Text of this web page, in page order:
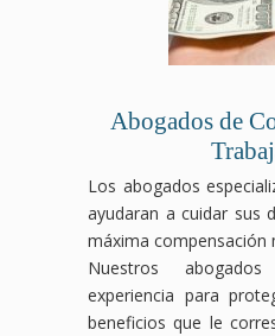
Abogados de
Los abogados
ayudaran a cuidar sus
máxima compensación
Nuestros
experiencia para
beneficios que le